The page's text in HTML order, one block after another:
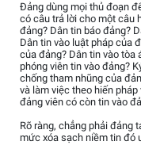
Đảng dùng mọi thủ đoạn
có câu trả lời cho một câu
đảng? Dân tin báo đảng?
Dân tin vào luật pháp của
của đảng? Dân tin vào tòa
phóng viên tin vào đảng?
chống tham nhũng của
và làm việc theo hiến pháp
đảng viên có còn tin vào
Rõ ràng, chẳng phải đảng
mức xóa sạch niềm tin đó